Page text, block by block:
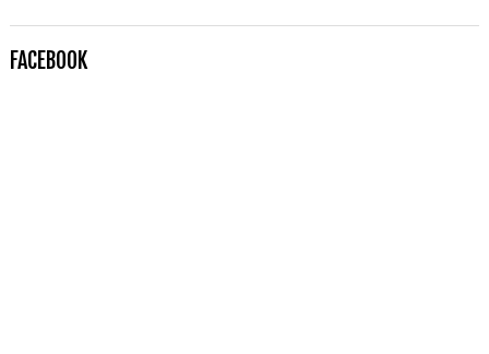
FACEBOOK